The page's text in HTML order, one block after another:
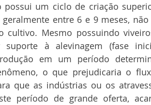
possui um ciclo de criação
entre 6 e 9 meses,
cultivo. Mesmo possuindo
suporte à alevinagem (fase
em um período
o que prejudicaria o
que as indústrias ou os
período de grande oferta,